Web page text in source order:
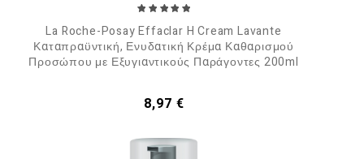
La Roche-Posay Effaclar H Cream Lavante
Καταπραϋντική, Ενυδατική Κρέμα Καθαρισμού
Προσώπου με Εξυγιαντικούς Παράγοντες 200ml
Τιμή
8,97 €